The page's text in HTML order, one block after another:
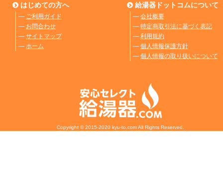
はじめての方へ
― ご利用ガイド
― お問合わせ
― サイトマップ
― ホーム
給湯器ドットコムについて
― 会社概要
― 特定商取引法に基づく表記
― 利用規約
― 個人情報保護方針
― 個人情報の取り扱いについて
Copyright © 2015-2020 kyu-to.com All Rights Reserved.